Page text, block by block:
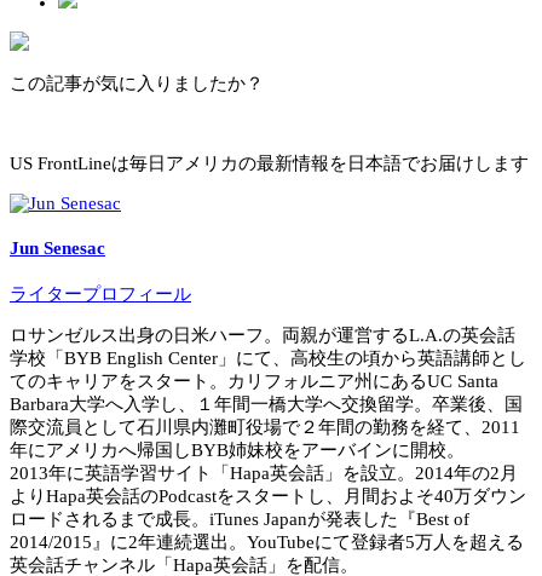
この記事が気に入りましたか？
US FrontLineは毎日アメリカの最新情報を日本語でお届けします
Jun Senesac
ライタープロフィール
ロサンゼルス出身の日米ハーフ。両親が運営するL.A.の英会話
学校「BYB English Center」にて、高校生の頃から英語講師とし
てのキャリアをスタート。カリフォルニア州にあるUC Santa
Barbara大学へ入学し、１年間一橋大学へ交換留学。卒業後、国
際交流員として石川県内灘町役場で２年間の勤務を経て、2011
年にアメリカへ帰国しBYB姉妹校をアーバインに開校。
2013年に英語学習サイト「Hapa英会話」を設立。2014年の2月
よりHapa英会話のPodcastをスタートし、月間およそ40万ダウン
ロードされるまで成長。iTunes Japanが発表した『Best of
2014/2015』に2年連続選出。YouTubeにて登録者5万人を超える
英会話チャンネル「Hapa英会話」を配信。